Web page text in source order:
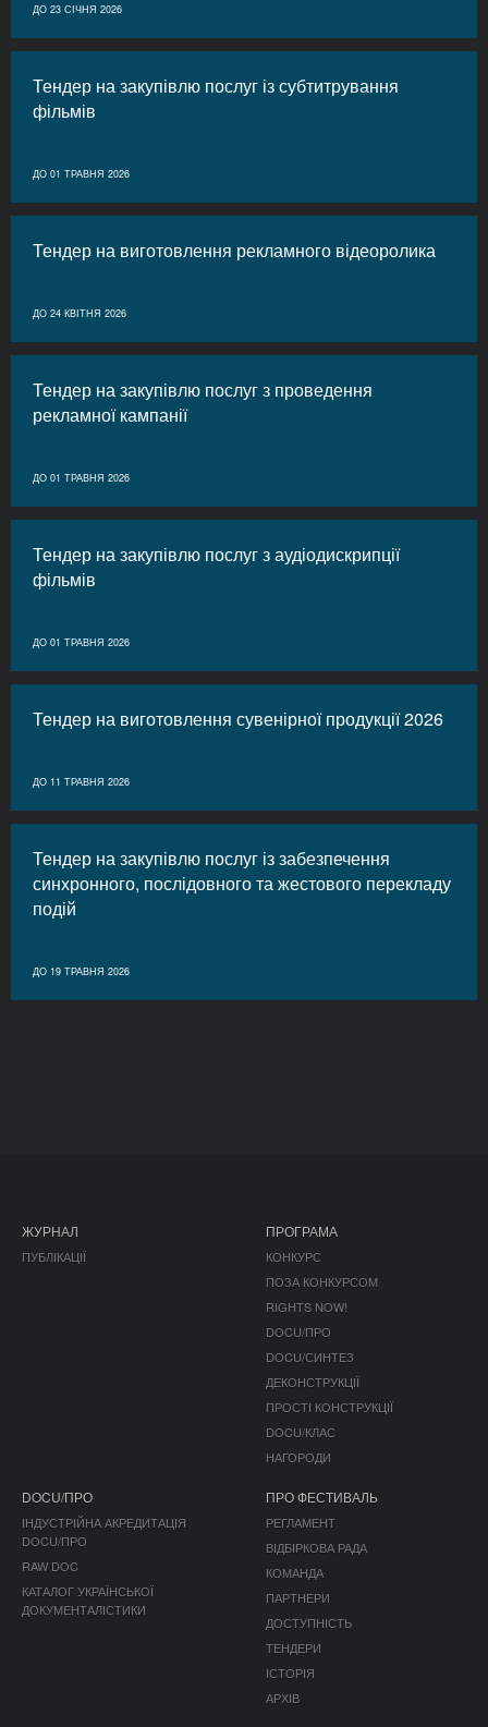
ДО 23 СІЧНЯ 2026
Тендер на закупівлю послуг із субтитрування
фільмів
ДО 01 ТРАВНЯ 2026
Тендер на виготовлення рекламного відеоролика
ДО 24 КВІТНЯ 2026
Тендер на закупівлю послуг з проведення
рекламної кампанії
ДО 01 ТРАВНЯ 2026
Тендер на закупівлю послуг з аудіодискрипції
фільмів
ДО 01 ТРАВНЯ 2026
Тендер на виготовлення сувенірної продукції 2026
ДО 11 ТРАВНЯ 2026
Тендер на закупівлю послуг із забезпечення
синхронного, послідовного та жестового перекладу
подій
ДО 19 ТРАВНЯ 2026
ЖУРНАЛ
ПУБЛІКАЦІЇ
ПРОГРАМА
КОНКУРС
ПОЗА КОНКУРСОМ
RIGHTS NOW!
DOCU/ПРО
DOCU/СИНТЕЗ
ДЕКОНСТРУКЦІЇ
ПРОСТІ КОНСТРУКЦІЇ
DOCU/КЛАС
НАГОРОДИ
DOCU/ПРО
ІНДУСТРІЙНА АКРЕДИТАЦІЯ
DOCU/ПРО
RAW DOC
КАТАЛОГ УКРАЇНСЬКОЇ
ДОКУМЕНТАЛІСТИКИ
ПРО ФЕСТИВАЛЬ
РЕГЛАМЕНТ
ВІДБІРКОВА РАДА
КОМАНДА
ПАРТНЕРИ
ДОСТУПНІСТЬ
ТЕНДЕРИ
ІСТОРІЯ
АРХІВ